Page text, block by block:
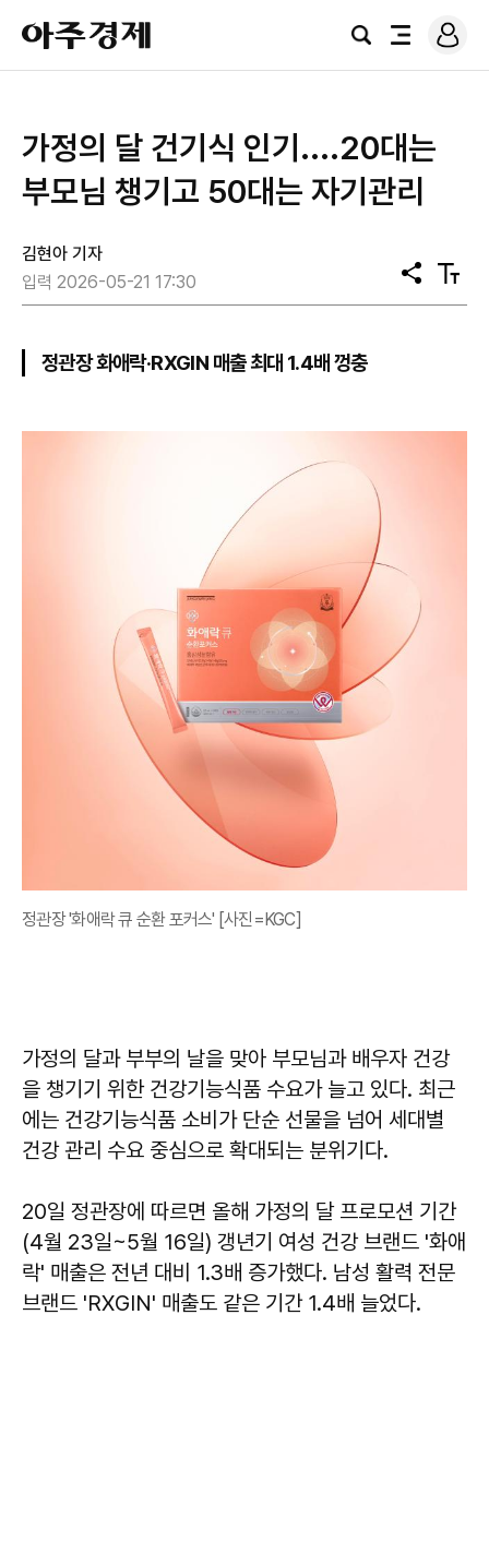
아
주
경
검
전
로
그
가정의 달 건기식 인기....20대는
부모님 챙기고 50대는 자기관리
김현아 기자
입력 2026-05-21 17:30
공
유
텍
스
정관장 화애락·RXGIN 매출 최대 1.4배 껑충
정관장 '화애락 큐 순환 포커스' [사진=KGC]
가정의 달과 부부의 날을 맞아 부모님과 배우자 건강
을 챙기기 위한 건강기능식품 수요가 늘고 있다. 최근
에는 건강기능식품 소비가 단순 선물을 넘어 세대별
건강 관리 수요 중심으로 확대되는 분위기다.
20일 정관장에 따르면 올해 가정의 달 프로모션 기간
(4월 23일~5월 16일) 갱년기 여성 건강 브랜드 '화애
락' 매출은 전년 대비 1.3배 증가했다. 남성 활력 전문
브랜드 'RXGIN' 매출도 같은 기간 1.4배 늘었다.